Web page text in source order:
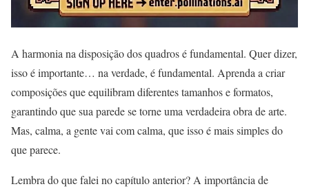
A harmonia na disposição dos quadros é fundamental. Quer dizer,
isso é importante… na verdade, é fundamental. Aprenda a criar
composições que equilibram diferentes tamanhos e formatos,
garantindo que sua parede se torne uma verdadeira obra de arte.
Mas, calma, a gente vai com calma, que isso é mais simples do
que parece.
Lembra do que falei no capítulo anterior? A importância de